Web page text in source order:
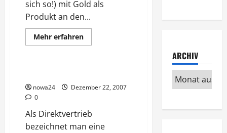
sich so!) mit Gold als
Produkt an den...
Mehr erfahrenMehr
Informationen
Allgemeines
nowa24
Dezember 22, 2007
0
Als Direktvertrieb
bezeichnet man eine
ARCHIV